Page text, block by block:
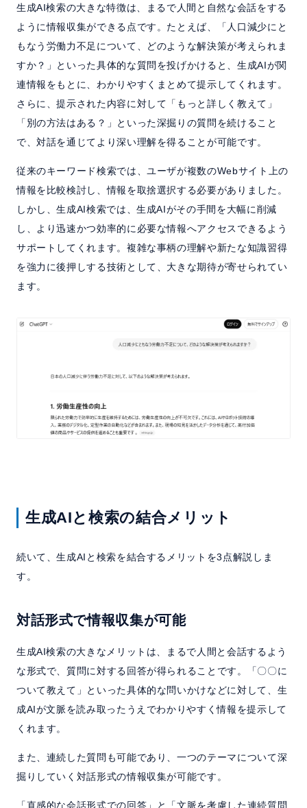
生成AI検索の大きな特徴は、まるで人間と自然な会話をする
ように情報収集ができる点です。たとえば、「人口減少にと
もなう労働力不足について、どのような解決策が考えられま
すか？」といった具体的な質問を投げかけると、生成AIが関
連情報をもとに、わかりやすくまとめて提示してくれます。
さらに、提示された内容に対して「もっと詳しく教えて」
「別の方法はある？」といった深掘りの質問を続けること
で、対話を通じてより深い理解を得ることが可能です。
従来のキーワード検索では、ユーザが複数のWebサイト上の
情報を比較検討し、情報を取捨選択する必要がありました。
しかし、生成AI検索では、生成AIがその手間を大幅に削減
し、より迅速かつ効率的に必要な情報へアクセスできるよう
サポートしてくれます。複雑な事柄の理解や新たな知識習得
を強力に後押しする技術として、大きな期待が寄せられてい
ます。
生成AIと検索の結合メリット
続いて、生成AIと検索を結合するメリットを3点解説しま
す。
対話形式で情報収集が可能
生成AI検索の大きなメリットは、まるで人間と会話するよう
な形式で、質問に対する回答が得られることです。「〇〇に
ついて教えて」といった具体的な問いかけなどに対して、生
成AIが文脈を読み取ったうえでわかりやすく情報を提示して
くれます。
また、連続した質問も可能であり、一つのテーマについて深
掘りしていく対話形式の情報収集が可能です。
「直感的な会話形式での回答」と「文脈を考慮した連続質問